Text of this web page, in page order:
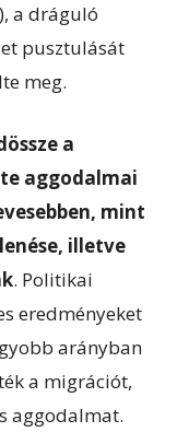
a dráguló
pusztulását
meg.
a
aggodalmai
mint
illetve
. Politikai
eredményeket
arányban
a migrációt,
aggodalmat.